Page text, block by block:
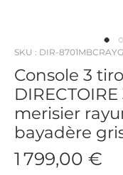
SKU : DIR-
Console 3
merisier
bayadère
1 799,00 €